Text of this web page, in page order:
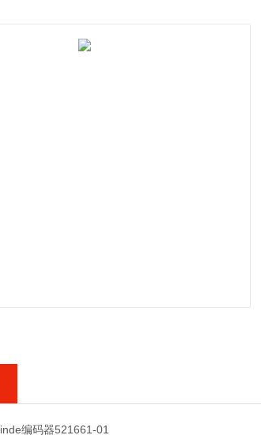
编码器521661-01